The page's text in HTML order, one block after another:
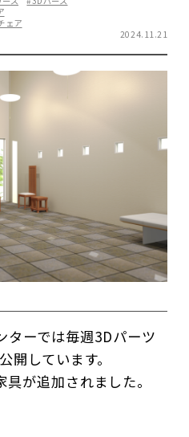
ェア
2024.11.21
ターでは毎週3Dパーツ
開しています。
が追加されました。